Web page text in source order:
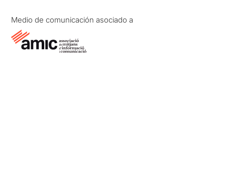
Medio de comunicación asociado a